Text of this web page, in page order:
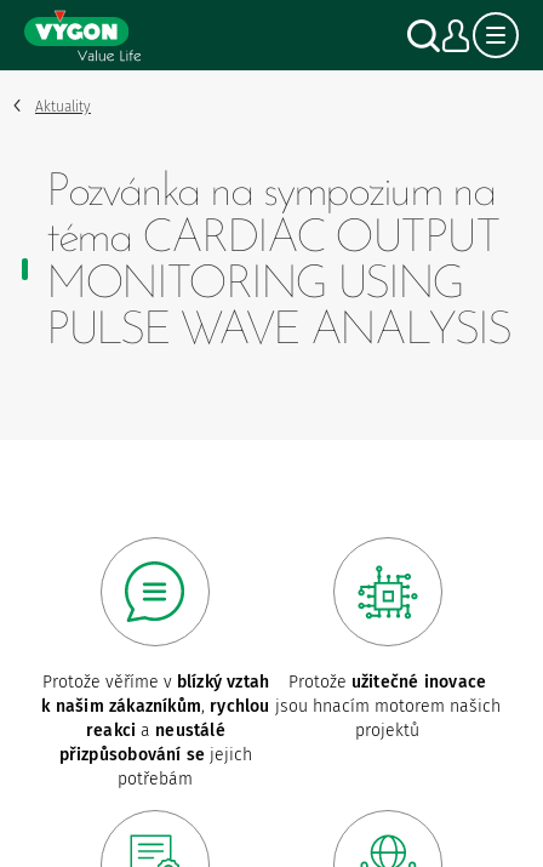
Panel pro správu cookies
obsahu
Můj
Aktuality
Pozvánka na sympozium na
téma CARDIAC OUTPUT
MONITORING USING
PULSE WAVE ANALYSIS
Protože věříme v blízký vztah
k našim zákazníkům, rychlou
reakci a neustálé
přizpůsobování se jejich
potřebám
Protože užitečné inovace
jsou hnacím motorem našich
projektů